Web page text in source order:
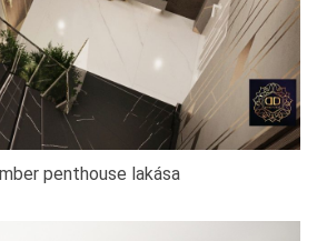
penthouse lakása